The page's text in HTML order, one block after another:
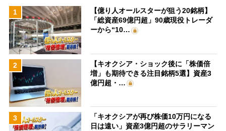
1
【億り人オールスターが狙う20銘柄】
「総資産69億円超」90歳現役トレーダ
ーから“10…
2
【キオクシア・ショック後に「株価倍
増」も期待できる注目銘柄5選】資産3
億円超・…
3
「キオクシアが再び株価10万円になる
日は遠い」資産3億円超のサラリーマン